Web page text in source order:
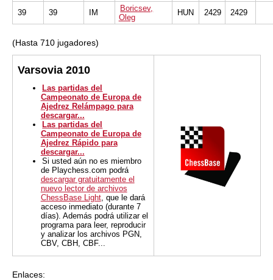
39 39 IM
Boricsev,
Oleg
HUN 2429 2429
(Hasta 710 jugadores)
Varsovia 2010
Las partidas del
Campeonato de Europa de
Ajedrez Relámpago para
descargar...
Las partidas del
Campeonato de Europa de
Ajedrez Rápido para
descargar...
Si usted aún no es miembro
de Playchess.com podrá
descargar gratuitamente el
nuevo lector de archivos
ChessBase Light, que le dará
acceso inmediato (durante 7
días). Además podrá utilizar el
programa para leer, reproducir
y analizar los archivos PGN,
CBV, CBH, CBF...
Enlaces: